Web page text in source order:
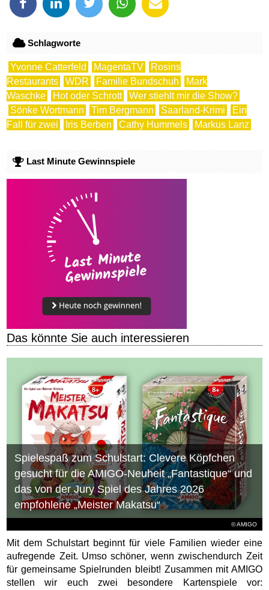
Schlagworte
Yvonne Catterfeld MagentaTV
Rosins
Restaurants
WDR Familie Bundschuh
Mark
Waschke
Hot oder Schrott
Wer stiehlt mir die Show?
Sönke Wortmann
Tim Bergmann Saarland-Krimi
Ein
Fall für zwei
Iris Berben Cathy Hummels Markus Lanz
Last Minute Gewinnspiele
Das könnte Sie auch interessieren
© AMIGO
Spielespaß zum Schulstart: Clevere Köpfchen
gesucht für die AMIGO-Neuheit „Fantastique“ und
das von der Jury Spiel des Jahres 2026
empfohlene „Meister Makatsu“
Mit dem Schulstart beginnt für viele Familien wieder eine
aufregende Zeit. Umso schöner, wenn zwischendurch Zeit
für gemeinsame Spielrunden bleibt! Zusammen mit AMIGO
stellen wir euch zwei besondere Kartenspiele vor: